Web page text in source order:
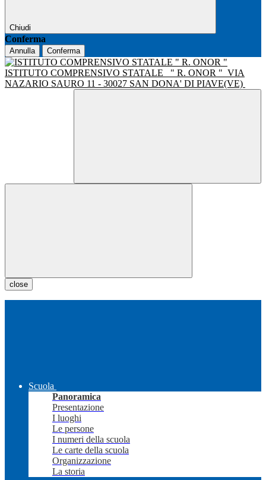
Chiudi
Conferma
Annulla Conferma
ISTITUTO COMPRENSIVO STATALE " R. ONOR " VIA
NAZARIO SAURO 11 - 30027 SAN DONA' DI PIAVE(VE)
close
Scuola
Panoramica
Presentazione
I luoghi
Le persone
I numeri della scuola
Le carte della scuola
Organizzazione
La storia